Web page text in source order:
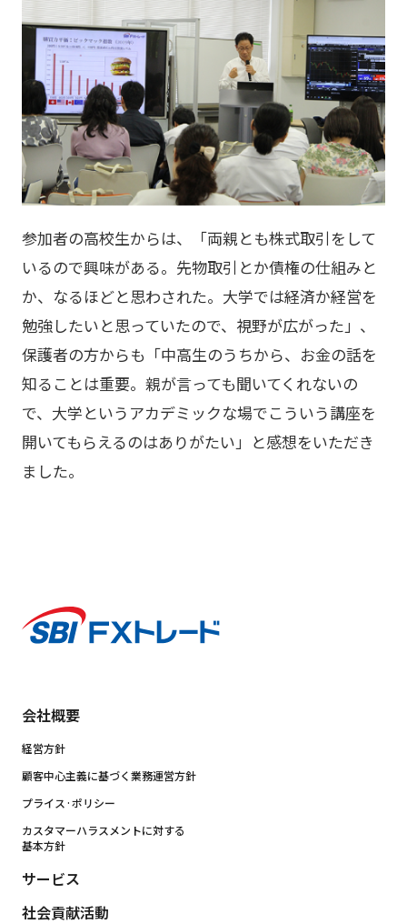
参加者の高校生からは、「両親とも株式取引をして
いるので興味がある。先物取引とか債権の仕組みと
か、なるほどと思わされた。大学では経済か経営を
勉強したいと思っていたので、視野が広がった」、
保護者の方からも「中高生のうちから、お金の話を
知ることは重要。親が言っても聞いてくれないの
で、大学というアカデミックな場でこういう講座を
開いてもらえるのはありがたい」と感想をいただき
ました。
会社概要
経営方針
顧客中心主義に基づく業務運営方針
プライス·ポリシー
カスタマーハラスメントに対する
基本方針
サービス
社会貢献活動